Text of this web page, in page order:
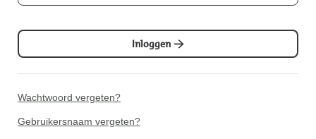
Inloggen
Wachtwoord vergeten?
Gebruikersnaam vergeten?